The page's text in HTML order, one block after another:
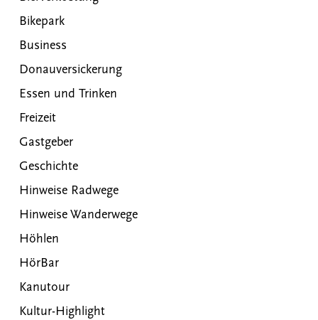
Bikepark
Business
Donauversickerung
Essen und Trinken
Freizeit
Gastgeber
Geschichte
Hinweise Radwege
Hinweise Wanderwege
Höhlen
HörBar
Kanutour
Kultur-Highlight